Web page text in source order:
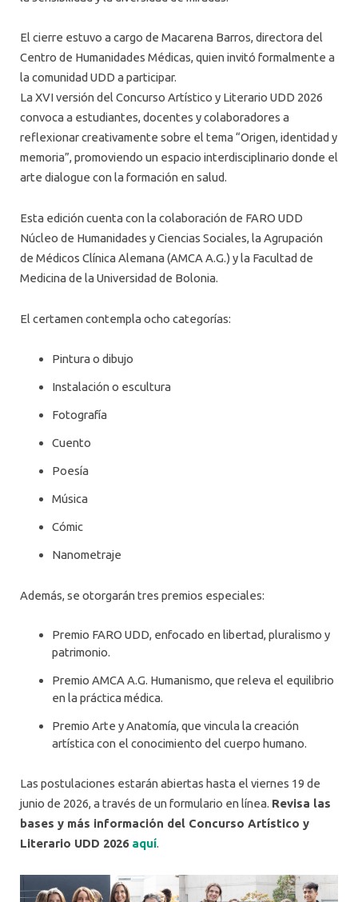
El cierre estuvo a cargo de Macarena Barros, directora del
Centro de Humanidades Médicas, quien invitó formalmente a
la comunidad UDD a participar.
La XVI versión del Concurso Artístico y Literario UDD 2026
convoca a estudiantes, docentes y colaboradores a
reflexionar creativamente sobre el tema “Origen, identidad y
memoria”, promoviendo un espacio interdisciplinario donde el
arte dialogue con la formación en salud.
Esta edición cuenta con la colaboración de FARO UDD
Núcleo de Humanidades y Ciencias Sociales, la Agrupación
de Médicos Clínica Alemana (AMCA A.G.) y la Facultad de
Medicina de la Universidad de Bolonia.
El certamen contempla ocho categorías:
Pintura o dibujo
Instalación o escultura
Fotografía
Cuento
Poesía
Música
Cómic
Nanometraje
Además, se otorgarán tres premios especiales:
Premio FARO UDD, enfocado en libertad, pluralismo y
patrimonio.
Premio AMCA A.G. Humanismo, que releva el equilibrio
en la práctica médica.
Premio Arte y Anatomía, que vincula la creación
artística con el conocimiento del cuerpo humano.
Las postulaciones estarán abiertas hasta el viernes 19 de
junio de 2026, a través de un formulario en línea. Revisa las
bases y más información del Concurso Artístico y
Literario UDD 2026 aquí.